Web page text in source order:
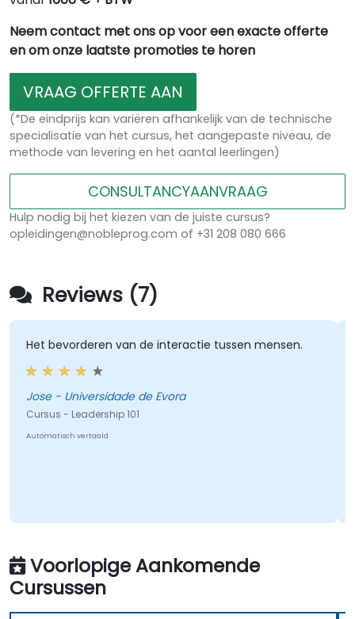
Neem contact met ons op voor een exacte offerte
en om onze laatste promoties te horen
VRAAG OFFERTE AAN
(*De eindprijs kan variëren afhankelijk van de technische
specialisatie van het cursus, het aangepaste niveau, de
methode van levering en het aantal leerlingen)
CONSULTANCYAANVRAAG
Hulp nodig bij het kiezen van de juiste cursus?
opleidingen@nobleprog.com of +31 208 080 666
Reviews (7)
Het bevorderen van de interactie tussen mensen.
Jose - Universidade de Evora
Cursus - Leadership 101
Automatisch vertaald
Voorlopige Aankomende
Cursussen